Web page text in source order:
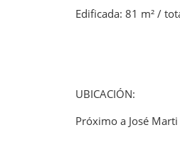
Edificada: 81 m² /
UBICACIÓN:
Próximo a José